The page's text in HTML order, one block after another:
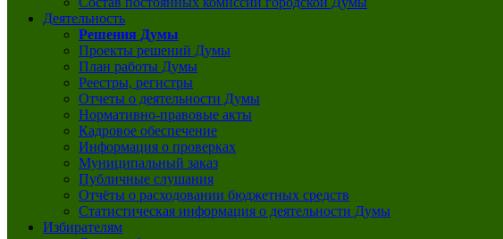
Деятельность
Решения Думы
Проекты решений Думы
План работы Думы
Реестры, регистры
Отчеты о деятельности Думы
Нормативно-правовые акты
Кадровое обеспечение
Информация о проверках
Муниципальный заказ
Публичные слушания
Отчёты о расходовании бюджетных средств
Статистическая информация о деятельности Думы
Избирателям